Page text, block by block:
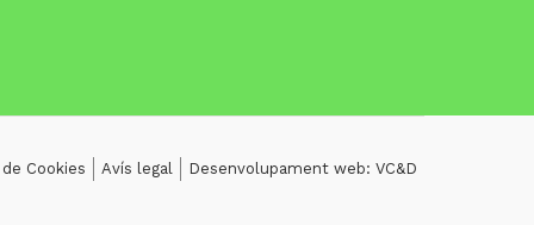
Cookies Avís legal Desenvolupament web: VC&D